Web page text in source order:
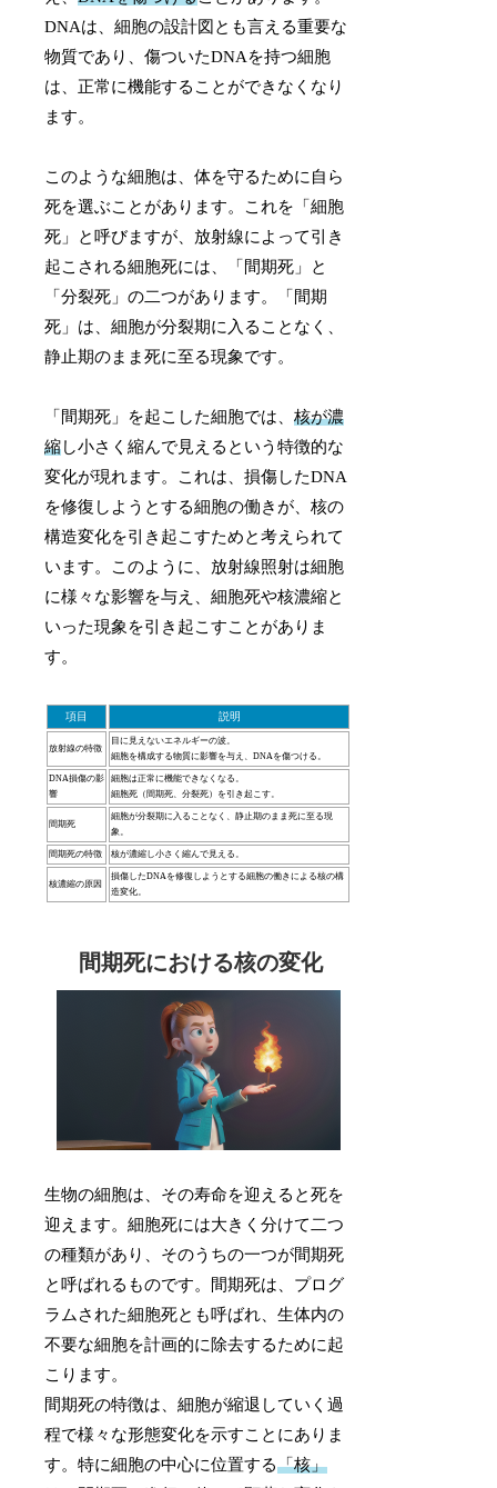
DNAは、細胞の設計図とも言える重要な
物質であり、傷ついたDNAを持つ細胞
は、正常に機能することができなくなり
ます。
このような細胞は、体を守るために自ら
死を選ぶことがあります。これを「細胞
死」と呼びますが、放射線によって引き
起こされる細胞死には、「間期死」と
「分裂死」の二つがあります。「間期
死」は、細胞が分裂期に入ることなく、
静止期のまま死に至る現象です。
「間期死」を起こした細胞では、核が濃
縮し小さく縮んで見えるという特徴的な
変化が現れます。これは、損傷したDNA
を修復しようとする細胞の働きが、核の
構造変化を引き起こすためと考えられて
います。このように、放射線照射は細胞
に様々な影響を与え、細胞死や核濃縮と
いった現象を引き起こすことがありま
す。
項目 説明
放射線の特徴
目に見えないエネルギーの波。
細胞を構成する物質に影響を与え、DNAを傷つける。
DNA損傷の影
響
細胞は正常に機能できなくなる。
細胞死（間期死、分裂死）を引き起こす。
間期死
細胞が分裂期に入ることなく、静止期のまま死に至る現
象。
間期死の特徴 核が濃縮し小さく縮んで見える。
核濃縮の原因
損傷したDNAを修復しようとする細胞の働きによる核の構
造変化。
間期死における核の変化
生物の細胞は、その寿命を迎えると死を
迎えます。細胞死には大きく分けて二つ
の種類があり、そのうちの一つが間期死
と呼ばれるものです。間期死は、プログ
ラムされた細胞死とも呼ばれ、生体内の
不要な細胞を計画的に除去するために起
こります。
間期死の特徴は、細胞が縮退していく過
程で様々な形態変化を示すことにありま
す。特に細胞の中心に位置する「核」